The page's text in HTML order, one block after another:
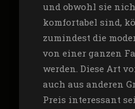
und obwohl sie
komfortabel sind,
zumindest die
von einer ganzen
werden. Diese Art
auch aus anderen
Preis interessant